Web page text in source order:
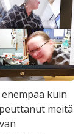
kuin
meitä